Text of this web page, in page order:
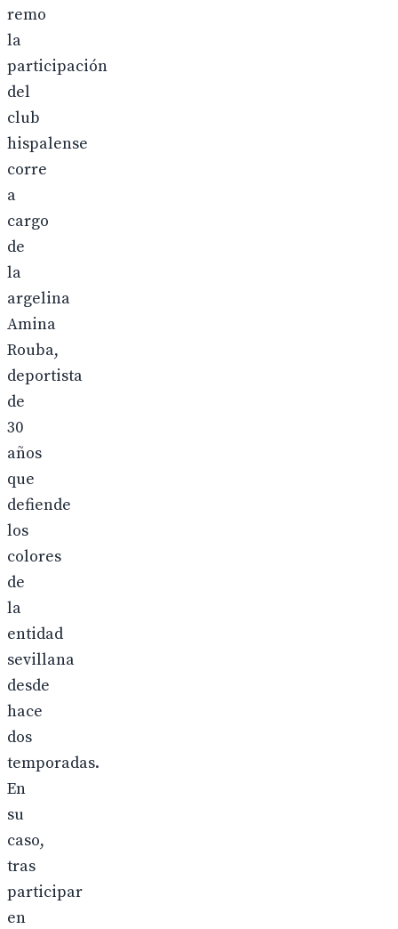
remo
la
participación
del
club
hispalense
corre
a
cargo
de
la
argelina
Amina
Rouba,
deportista
de
30
años
que
defiende
los
colores
de
la
entidad
sevillana
desde
hace
dos
temporadas.
En
su
caso,
tras
participar
en